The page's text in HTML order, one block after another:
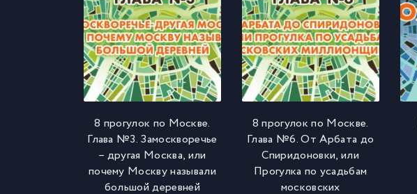
8 прогулок по Москве.
Глава №3. Замоскворечье
– другая Москва, или
почему Москву называли
большой деревней
8 прогулок по Москве.
Глава №6. От Арбата до
Спиридоновки, или
Прогулка по усадьбам
московских